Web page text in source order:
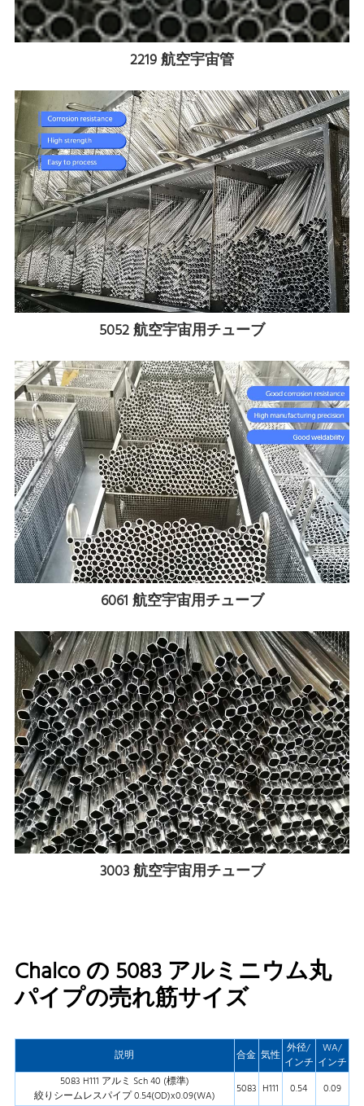
2219 航空宇宙管
5052 航空宇宙用チューブ
6061 航空宇宙用チューブ
3003 航空宇宙用チューブ
Chalco の 5083 アルミニウム丸
パイプの売れ筋サイズ
説明 合金 気性 外径/
インチ
WA/
インチ
5083 H111 アルミ Sch 40 (標準)
絞りシームレスパイプ 0.54(OD)x0.09(WA)
5083 H111 0.54
0.09